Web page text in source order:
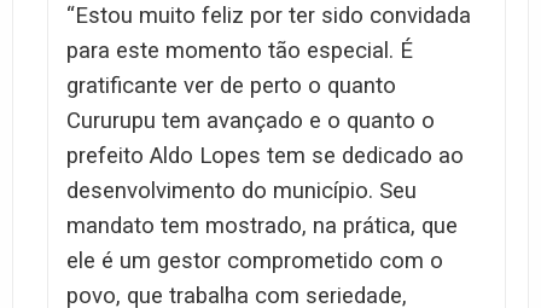
“Estou muito feliz por ter sido convidada
para este momento tão especial. É
gratificante ver de perto o quanto
Cururupu tem avançado e o quanto o
prefeito Aldo Lopes tem se dedicado ao
desenvolvimento do município. Seu
mandato tem mostrado, na prática, que
ele é um gestor comprometido com o
povo, que trabalha com seriedade,